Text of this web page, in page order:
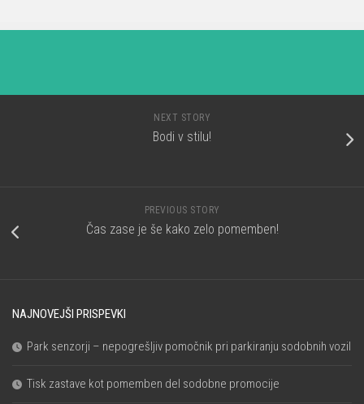
NEXT STORY
Bodi v stilu!
PREVIOUS STORY
Čas zase je še kako zelo pomemben!
NAJNOVEJŠI PRISPEVKI
Park senzorji – nepogrešljiv pomočnik pri parkiranju sodobnih vozil
Tisk zastave kot pomemben del sodobne promocije